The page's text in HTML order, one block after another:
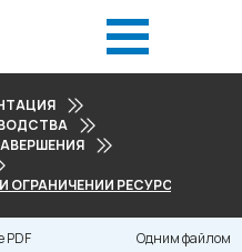
ОГРАНИЧЕНИИ РЕСУРСОВ В
PDF Одним файлом